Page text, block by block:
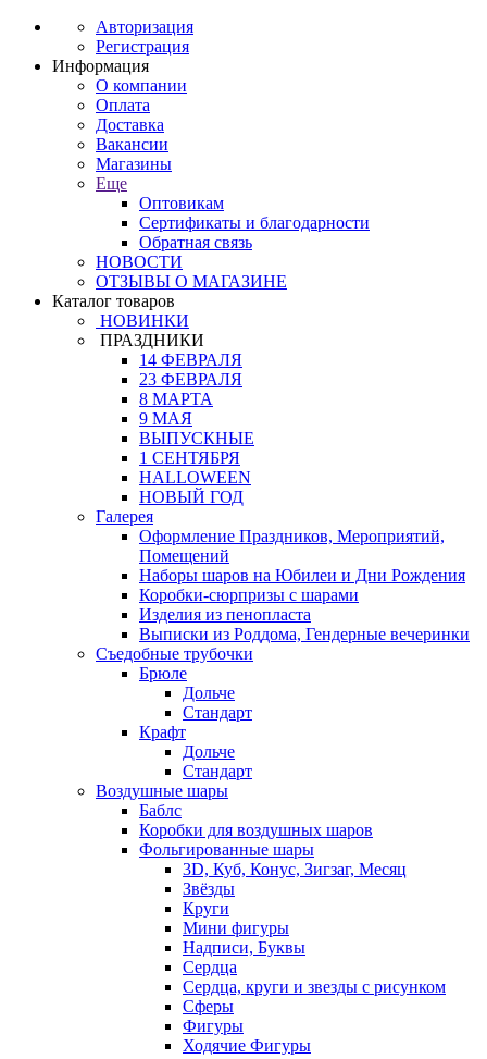
Авторизация
Регистрация
Информация
О компании
Оплата
Доставка
Вакансии
Магазины
Еще
Оптовикам
Сертификаты и благодарности
Обратная связь
НОВОСТИ
ОТЗЫВЫ О МАГАЗИНЕ
Каталог товаров
НОВИНКИ
ПРАЗДНИКИ
14 ФЕВРАЛЯ
23 ФЕВРАЛЯ
8 МАРТА
9 МАЯ
ВЫПУСКНЫЕ
1 СЕНТЯБРЯ
HALLOWEEN
НОВЫЙ ГОД
Галерея
Оформление Праздников, Мероприятий,
Помещений
Наборы шаров на Юбилеи и Дни Рождения
Коробки-сюрпризы с шарами
Изделия из пенопласта
Выписки из Роддома, Гендерные вечеринки
Съедобные трубочки
Брюле
Дольче
Стандарт
Крафт
Дольче
Стандарт
Воздушные шары
Баблс
Коробки для воздушных шаров
Фольгированные шары
3D, Куб, Конус, Зигзаг, Месяц
Звёзды
Круги
Мини фигуры
Надписи, Буквы
Сердца
Сердца, круги и звезды с рисунком
Сферы
Фигуры
Ходячие Фигуры